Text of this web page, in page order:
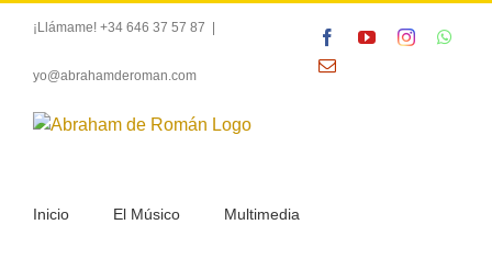
¡Llámame! +34 646 37 57 87
yo@abrahamderoman.com
FacebookYouTubeInstagram
Correo
Inicio El Músico Multimedia